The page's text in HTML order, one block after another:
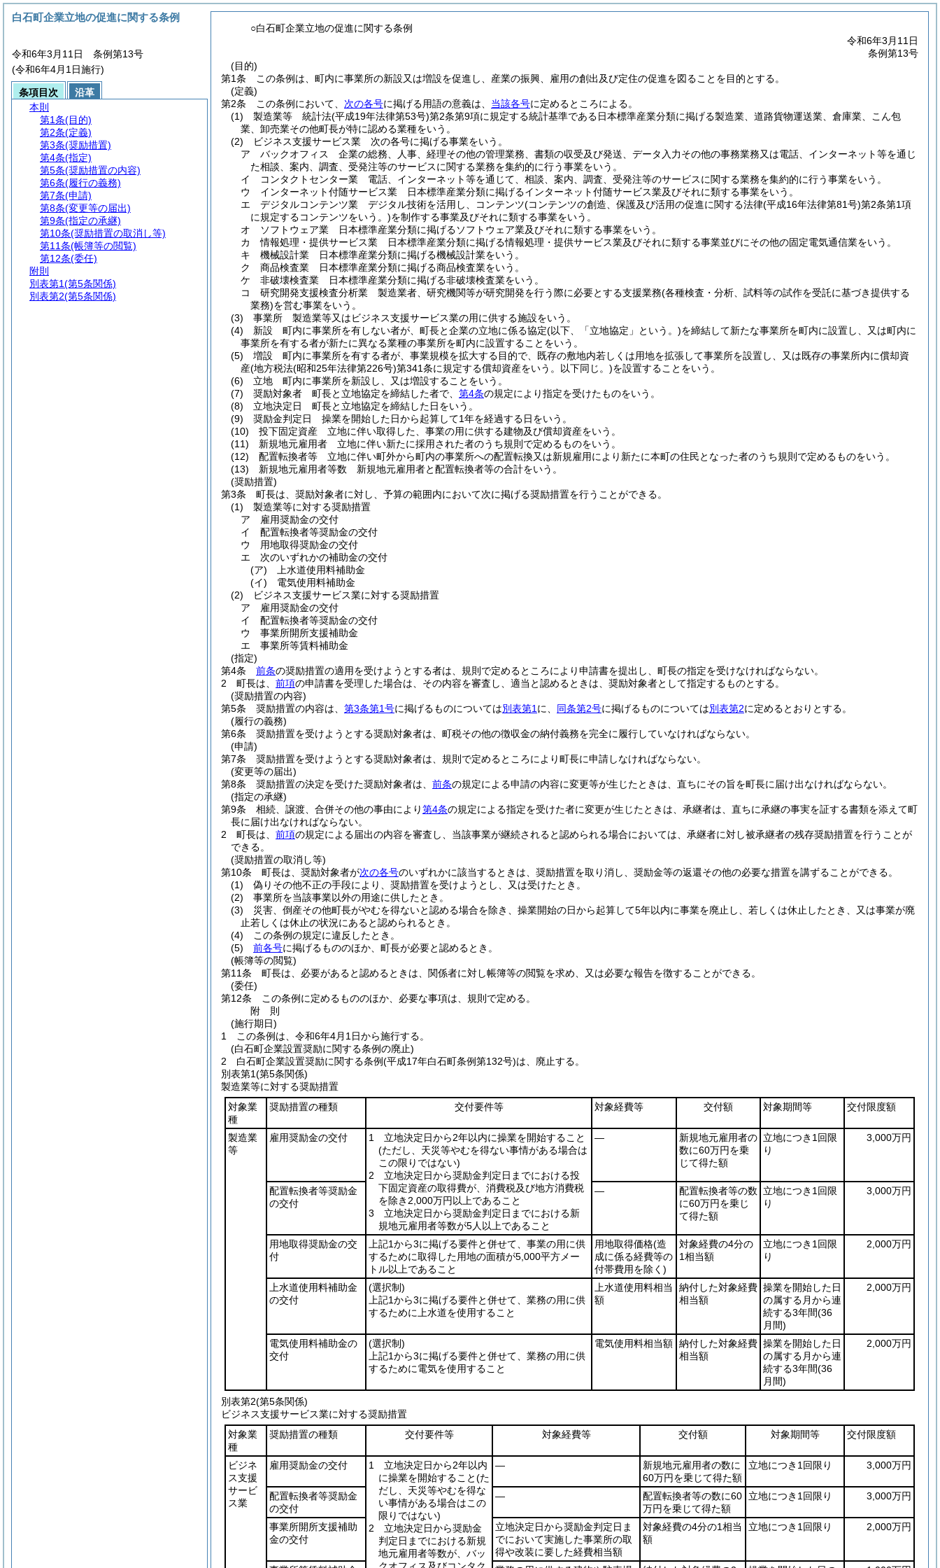
○白石町企業立地の促進に関する条例
令和6年3月11日
条例第13号
(目的)
第1条
この条例は、町内に事業所の新設又は増設を促進し、産業の振興、雇用の創出及び定住の促進を図ることを目的とする。
(定義)
第2条
この条例において、 次の各号に掲げる用語の意義は、 当該各号に定めるところによる。
(1)
製造業等 統計法(平成19年法律第53号)第2条第9項に規定する統計基準である日本標準産業分類に掲げる製造業、道路貨物運送業、倉庫業、こん包
業、卸売業その他町長が特に認める業種をいう。
(2)
ビジネス支援サービス業 次の各号に掲げる事業をいう。
ア
バックオフィス 企業の総務、人事、経理その他の管理業務、書類の収受及び発送、データ入力その他の事務業務又は電話、インターネット等を通じ
た相談、案内、調査、受発注等のサービスに関する業務を集約的に行う事業をいう。
イ
コンタクトセンター業 電話、インターネット等を通じて、相談、案内、調査、受発注等のサービスに関する業務を集約的に行う事業をいう。
ウ
インターネット付随サービス業 日本標準産業分類に掲げるインターネット付随サービス業及びそれに類する事業をいう。
エ
デジタルコンテンツ業 デジタル技術を活用し、コンテンツ(コンテンツの創造、保護及び活用の促進に関する法律(平成16年法律第81号)第2条第1項
に規定するコンテンツをいう。)を制作する事業及びそれに類する事業をいう。
オ
ソフトウェア業 日本標準産業分類に掲げるソフトウェア業及びそれに類する事業をいう。
カ
情報処理・提供サービス業 日本標準産業分類に掲げる情報処理・提供サービス業及びそれに類する事業並びにその他の固定電気通信業をいう。
キ
機械設計業 日本標準産業分類に掲げる機械設計業をいう。
ク
商品検査業 日本標準産業分類に掲げる商品検査業をいう。
ケ
非破壊検査業 日本標準産業分類に掲げる非破壊検査業をいう。
コ
研究開発支援検査分析業 製造業者、研究機関等が研究開発を行う際に必要とする支援業務(各種検査・分析、試料等の試作を受託に基づき提供する
業務)を営む事業をいう。
(3)
事業所 製造業等又はビジネス支援サービス業の用に供する施設をいう。
(4)
新設 町内に事業所を有しない者が、町長と企業の立地に係る協定(以下、「立地協定」という。)を締結して新たな事業所を町内に設置し、又は町内に
事業所を有する者が新たに異なる業種の事業所を町内に設置することをいう。
(5)
増設 町内に事業所を有する者が、事業規模を拡大する目的で、既存の敷地内若しくは用地を拡張して事業所を設置し、又は既存の事業所内に償却資
産(地方税法(昭和25年法律第226号)第341条に規定する償却資産をいう。以下同じ。)を設置することをいう。
(6)
立地 町内に事業所を新設し、又は増設することをいう。
(7)
奨励対象者 町長と立地協定を締結した者で、 第4条の規定により指定を受けたものをいう。
(8)
立地決定日 町長と立地協定を締結した日をいう。
(9)
奨励金判定日 操業を開始した日から起算して1年を経過する日をいう。
(10)
投下固定資産 立地に伴い取得した、事業の用に供する建物及び償却資産をいう。
(11)
新規地元雇用者 立地に伴い新たに採用された者のうち規則で定めるものをいう。
(12)
配置転換者等 立地に伴い町外から町内の事業所への配置転換又は新規雇用により新たに本町の住民となった者のうち規則で定めるものをいう。
(13)
新規地元雇用者等数 新規地元雇用者と配置転換者等の合計をいう。
(奨励措置)
第3条
町長は、奨励対象者に対し、予算の範囲内において次に掲げる奨励措置を行うことができる。
(1)
製造業等に対する奨励措置
ア
雇用奨励金の交付
イ
配置転換者等奨励金の交付
ウ
用地取得奨励金の交付
エ
次のいずれかの補助金の交付
(ア)
上水道使用料補助金
(イ)
電気使用料補助金
(2)
ビジネス支援サービス業に対する奨励措置
ア
雇用奨励金の交付
イ
配置転換者等奨励金の交付
ウ
事業所開所支援補助金
エ
事業所等賃料補助金
(指定)
第4条
前条の奨励措置の適用を受けようとする者は、規則で定めるところにより申請書を提出し、町長の指定を受けなければならない。
2
町長は、 前項の申請書を受理した場合は、その内容を審査し、適当と認めるときは、奨励対象者として指定するものとする。
(奨励措置の内容)
第5条
奨励措置の内容は、 第3条第1号に掲げるものについては別表第1 に、 同条第2号に掲げるものについては別表第2に定めるとおりとする。
(履行の義務)
第6条
奨励措置を受けようとする奨励対象者は、町税その他の徴収金の納付義務を完全に履行していなければならない。
(申請)
第7条
奨励措置を受けようとする奨励対象者は、規則で定めるところにより町長に申請しなければならない。
(変更等の届出)
第8条
奨励措置の決定を受けた奨励対象者は、 前条の規定による申請の内容に変更等が生じたときは、直ちにその旨を町長に届け出なければならない。
(指定の承継)
第9条
相続、譲渡、合併その他の事由により第4条の規定による指定を受けた者に変更が生じたときは、承継者は、直ちに承継の事実を証する書類を添えて町
長に届け出なければならない。
2
町長は、 前項の規定による届出の内容を審査し、当該事業が継続されると認められる場合においては、承継者に対し被承継者の残存奨励措置を行うことが
できる。
(奨励措置の取消し等)
第10条
町長は、奨励対象者が次の各号のいずれかに該当するときは、奨励措置を取り消し、奨励金等の返還その他の必要な措置を講ずることができる。
(1)
偽りその他不正の手段により、奨励措置を受けようとし、又は受けたとき。
(2)
事業所を当該事業以外の用途に供したとき。
(3)
災害、倒産その他町長がやむを得ないと認める場合を除き、操業開始の日から起算して5年以内に事業を廃止し、若しくは休止したとき、又は事業が廃
止若しくは休止の状況にあると認められるとき。
(4)
この条例の規定に違反したとき。
(5)
前各号に掲げるもののほか、町長が必要と認めるとき。
(帳簿等の閲覧)
第11条
町長は、必要があると認めるときは、関係者に対し帳簿等の閲覧を求め、又は必要な報告を徴することができる。
(委任)
第12条
この条例に定めるもののほか、必要な事項は、規則で定める。
附 則
(施行期日)
1
この条例は、令和6年4月1日から施行する。
(白石町企業設置奨励に関する条例の廃止)
2
白石町企業設置奨励に関する条例(平成17年白石町条例第132号)は、廃止する。
別表第1(第5条関係)
製造業等に対する奨励措置
対象業
種
奨励措置の種類 交付要件等 対象経費等 交付額 対象期間等 交付限度額
製造業
等
雇用奨励金の交付
1 立地決定日から2年以内に操業を開始すること
(ただし、天災等やむを得ない事情がある場合は
この限りではない)
2 立地決定日から奨励金判定日までにおける投
下固定資産の取得費が、消費税及び地方消費税
を除き2,000万円以上であること
3 立地決定日から奨励金判定日までにおける新
規地元雇用者等数が5人以上であること
―
新規地元雇用者の
数に60万円を乗
じて得た額
立地につき1回限
り
3,000万円
配置転換者等奨励金
の交付
―
配置転換者等の数
に60万円を乗じ
て得た額
立地につき1回限
り
3,000万円
用地取得奨励金の交
付
上記1から3に掲げる要件と併せて、事業の用に供
するために取得した用地の面積が5,000平方メー
トル以上であること
用地取得価格(造
成に係る経費等の
付帯費用を除く)
対象経費の4分の
1相当額
立地につき1回限
り
2,000万円
上水道使用料補助金
の交付
(選択制)
上記1から3に掲げる要件と併せて、業務の用に供
するために上水道を使用すること
上水道使用料相当
額
納付した対象経費
相当額
操業を開始した日
の属する月から連
続する3年間(36
月間)
2,000万円
電気使用料補助金の
交付
(選択制)
上記1から3に掲げる要件と併せて、業務の用に供
するために電気を使用すること
電気使用料相当額 納付した対象経費
相当額
操業を開始した日
の属する月から連
続する3年間(36
月間)
2,000万円
別表第2(第5条関係)
ビジネス支援サービス業に対する奨励措置
対象業
種
奨励措置の種類 交付要件等 対象経費等 交付額 対象期間等 交付限度額
ビジネ
ス支援
サービ
ス業
雇用奨励金の交付
1 立地決定日から2年以内
に操業を開始すること(た
だし、天災等やむを得な
い事情がある場合はこの
限りではない)
2 立地決定日から奨励金
判定日までにおける新規
地元雇用者等数が、バッ
―
新規地元雇用者の数に
60万円を乗じて得た額
立地につき1回限り 3,000万円
配置転換者等奨励金
の交付
―
配置転換者等の数に60
万円を乗じて得た額
立地につき1回限り 3,000万円
事業所開所支援補助
金の交付
立地決定日から奨励金判定日ま
でにおいて実施した事業所の取
得や改装に要した経費相当額
対象経費の4分の1相当
額
立地につき1回限り 2,000万円
白石町企業立地の促進に関する条例
令和6年3月11日 条例第13号
(令和6年4月1日施行)
条項目次
沿革
本則
第1条(目的)
第2条(定義)
第3条(奨励措置)
第4条(指定)
第5条(奨励措置の内容)
第6条(履行の義務)
第7条(申請)
第8条(変更等の届出)
第9条(指定の承継)
第10条(奨励措置の取消し等)
第11条(帳簿等の閲覧)
第12条(委任)
附則
別表第1(第5条関係)
別表第2(第5条関係)